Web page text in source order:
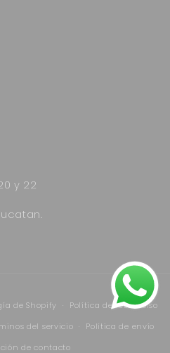
y 22
de
pago
de Shopify
Política de reembolso
del servicio
Política de envío
de contacto